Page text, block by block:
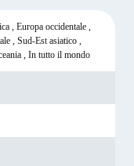
, Europa occidentale ,
, Sud-Est asiatico ,
, In tutto il mondo